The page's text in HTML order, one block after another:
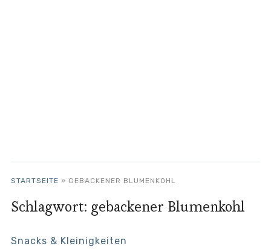
STARTSEITE » GEBACKENER BLUMENKOHL
Schlagwort: gebackener Blumenkohl
Snacks & Kleinigkeiten